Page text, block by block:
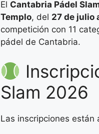
El Cantabria Pádel
Templo, del 27 de julio
competición con 11
pádel de Cantabria.
Slam 2026
Las inscripciones están